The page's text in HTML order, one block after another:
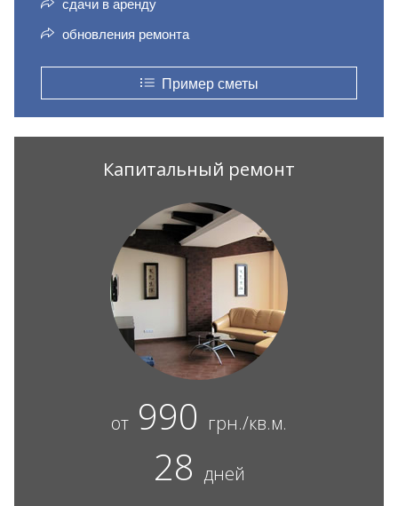
обновления ремонта
Пример сметы
Капитальный ремонт
от 990 грн./кв.м.
28 дней